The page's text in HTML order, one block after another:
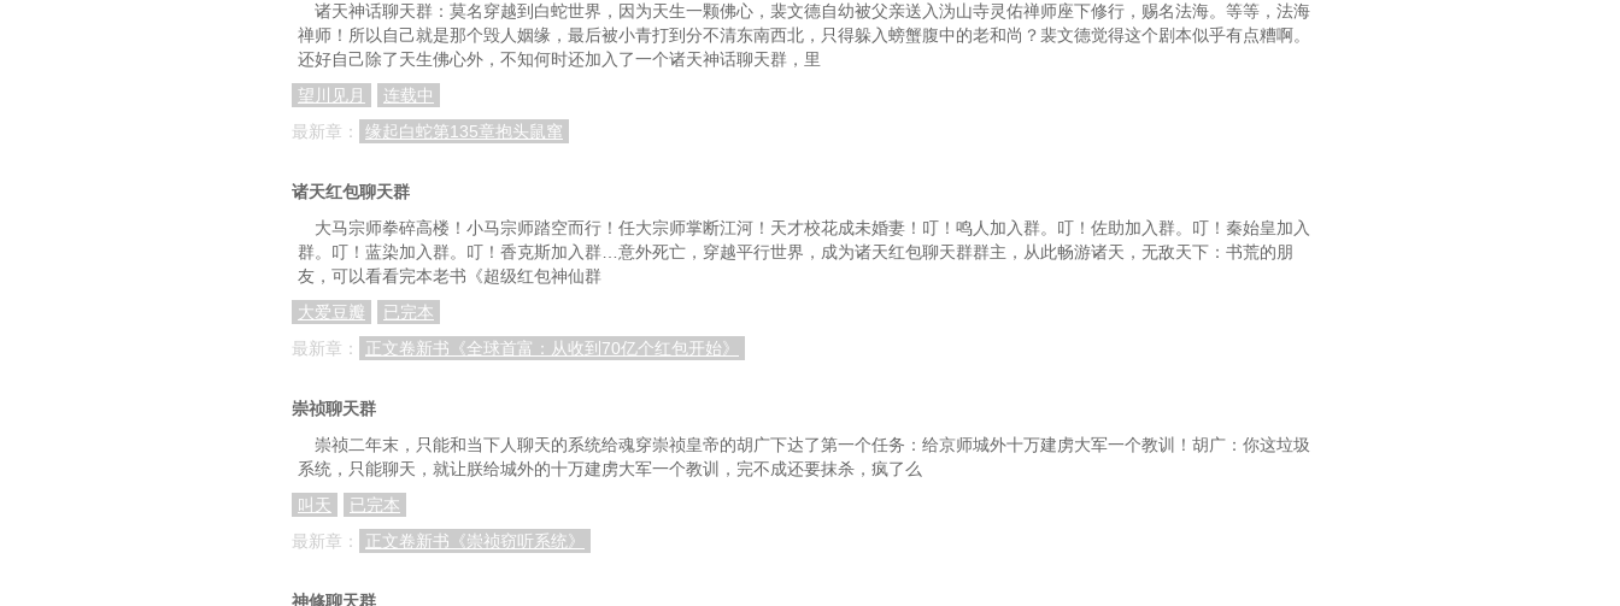
诸天神话聊天群：莫名穿越到白蛇世界，因为天生一颗佛心，裴文德自幼被父亲送入沩山寺灵佑禅师座下修行，赐名法海。等等，法海
禅师！所以自己就是那个毁人姻缘，最后被小青打到分不清东南西北，只得躲入螃蟹腹中的老和尚？裴文德觉得这个剧本似乎有点糟啊。
还好自己除了天生佛心外，不知何时还加入了一个诸天神话聊天群，里
望川见月
连载中
最新章：
缘起白蛇第135章抱头鼠窜
诸天红包聊天群
大马宗师拳碎高楼！小马宗师踏空而行！任大宗师掌断江河！天才校花成未婚妻！叮！鸣人加入群。叮！佐助加入群。叮！秦始皇加入
群。叮！蓝染加入群。叮！香克斯加入群…意外死亡，穿越平行世界，成为诸天红包聊天群群主，从此畅游诸天，无敌天下：书荒的朋
友，可以看看完本老书《超级红包神仙群
大爱豆瓣
已完本
最新章：
正文卷新书《全球首富：从收到70亿个红包开始》
崇祯聊天群
崇祯二年末，只能和当下人聊天的系统给魂穿崇祯皇帝的胡广下达了第一个任务：给京师城外十万建虏大军一个教训！胡广：你这垃圾
系统，只能聊天，就让朕给城外的十万建虏大军一个教训，完不成还要抹杀，疯了么
叫天
已完本
最新章：
正文卷新书《崇祯窃听系统》
神修聊天群